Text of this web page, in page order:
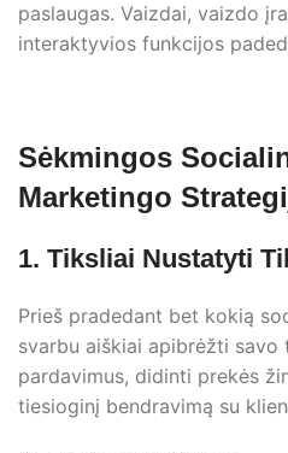
paslaugas. Vaizdai, vaizdo
interaktyvios funkcijos
Sėkmingos
Marketingo
1. Tiksliai Nustatyti
Prieš pradedant bet kokią
svarbu aiškiai apibrėžti
pardavimus, didinti prekės
tiesioginį bendravimą su